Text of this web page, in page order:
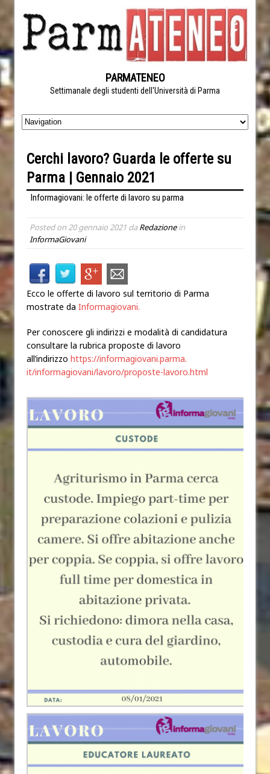
PARMATENEO
Settimanale degli studenti dell'Università di Parma
Cerchi lavoro? Guarda le offerte su
Parma | Gennaio 2021
Informagiovani: le offerte di lavoro su parma
Posted on 20 gennaio 2021 daRedazionein
InformaGiovani
Ecco le offerte di lavoro sul territorio di Parma
mostrate da Informagiovani.
Per conoscere gli indirizzi e modalità di candidatura
consultare la rubrica proposte di lavoro
all’indirizzo https://informagiovani.parma.
it/informagiovani/lavoro/proposte-lavoro.html